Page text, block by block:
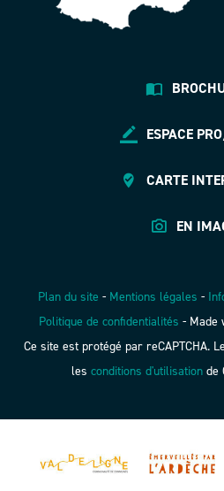
ESPACE
CARTE
EN
Plan du site - Mentions légales -
Politique de confidentialités -Made
Ce site est protégé par reCAPTCHA.
les conditions d'utilisationde